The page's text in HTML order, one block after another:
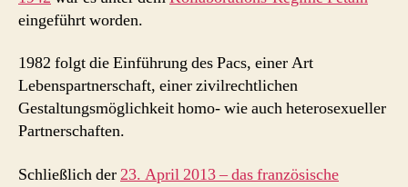
eingeführt worden.
1982 folgt die Einführung des Pacs, einer Art
Lebenspartnerschaft, einer zivilrechtlichen
Gestaltungsmöglichkeit homo- wie auch heterosexueller
Partnerschaften.
Schließlich der23. April 2013 – das französische